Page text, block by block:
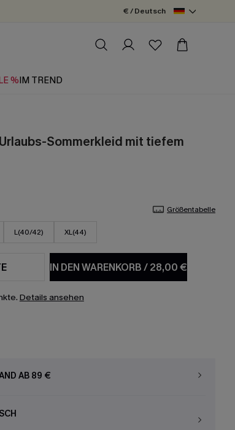
€ / Deutsch
%IM TREND
Sommerkleid mit tiefem
Größentabelle
L(40/42) XL(44)
IN DEN WARENKORB/28,00 €
Details ansehen
AB 89 €